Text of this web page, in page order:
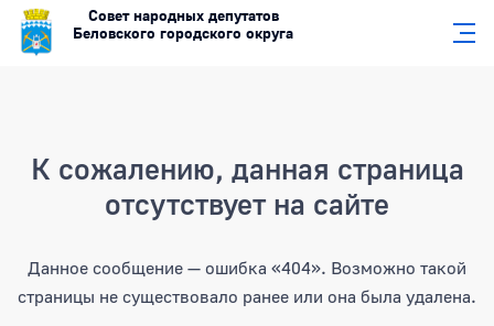
Совет народных депутатов
Беловского городского округа
К сожалению, данная страница
отсутствует на сайте
Данное сообщение — ошибка «404». Возможно такой
страницы не существовало ранее или она была удалена.